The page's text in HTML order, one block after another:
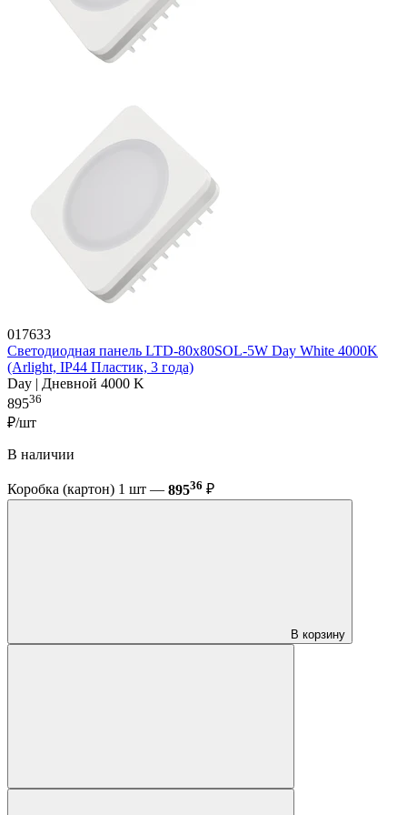
017633
Светодиодная панель LTD-80x80SOL-5W Day White 4000K
(Arlight, IP44 Пластик, 3 года)
Day | Дневной 4000 K
89536
₽/шт
В наличии
Коробка (картон) 1 шт — 89536 ₽
В корзину